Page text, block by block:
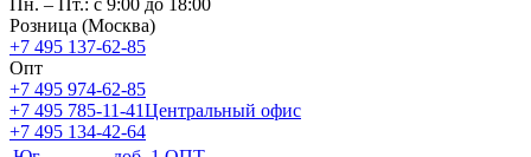
Пн. – Пт.: с 9:00 до 18:00
Розница (Москва)
+7 495 137-62-85
Опт
+7 495 974-62-85
+7 495 785-11-41Центральный офис
+7 495 134-42-64